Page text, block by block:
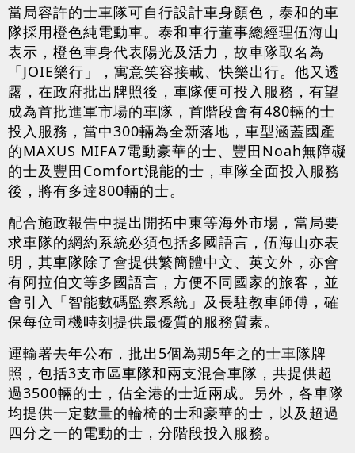
當局容許的士車隊可自行設計車身顏色，泰和的車
隊採用橙色純電動車。泰和車行董事總經理伍海山
表示，橙色車身代表陽光及活力，故車隊取名為
「JOIE樂行」，寓意笑容接載、快樂出行。他又透
露，在政府批出牌照後，車隊便可投入服務，有望
成為首批進軍市場的車隊，首階段會有480輛的士
投入服務，當中300輛為全新落地，車型涵蓋國產
的MAXUS MIFA7電動豪華的士、豐田Noah無障礙
的士及豐田Comfort混能的士，車隊全面投入服務
後，將有多達800輛的士。
配合施政報告中提出開拓中東等海外市場，當局要
求車隊的網約系統必須包括多國語言，伍海山亦表
明，其車隊除了會提供繁簡體中文、英文外，亦會
有阿拉伯文等多國語言，方便不同國家的旅客，並
會引入「智能數碼監察系統」及長駐教車師傅，確
保每位司機時刻提供最優質的服務質素。
運輸署去年公布，批出5個為期5年之的士車隊牌
照，包括3支市區車隊和兩支混合車隊，共提供超
過3500輛的士，佔全港的士近兩成。另外，各車隊
均提供一定數量的輪椅的士和豪華的士，以及超過
四分之一的電動的士，分階段投入服務。